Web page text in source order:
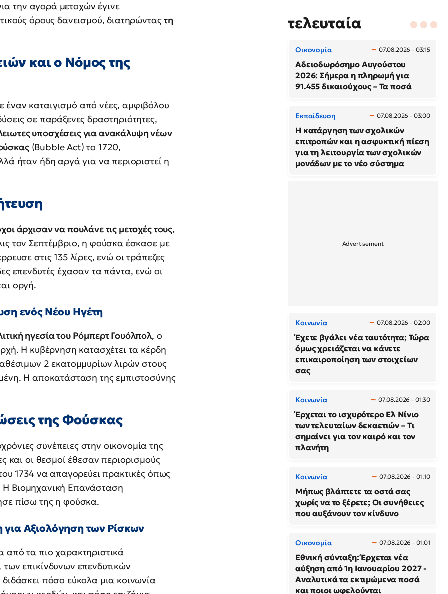
την αγορά μετοχών έγινε
όρους δανεισμού, διατηρώνταςτη
και ο Νόμος της
έναν καταιγισμό από νέες, αμφιβόλου
σε παράξενες δραστηριότητες,
υποσχέσεις για ανακάλυψη νέων
(Bubble Act) το 1720,
ήταν ήδη αργά για να περιοριστεί η
άρχισαν να πουλάνε τις μετοχές τους,
τον Σεπτέμβριο, η φούσκα έσκασε με
στις 135 λίρες, ενώ οι τράπεζες
επενδυτές έχασαν τα πάντα, ενώ οι
οργή.
ενός Νέου Ηγέτη
ηγεσία του Ρόμπερτ Γουόλπολ, ο
Η κυβέρνηση κατασχέτει τα κέρδη
2 εκατομμυρίων λιρών στους
Η αποκατάσταση της εμπιστοσύνης
της Φούσκας
συνέπειες στην οικονομία της
και οι θεσμοί έθεσαν περιορισμούς
1734 να απαγορεύει πρακτικές όπως
Η Βιομηχανική Επανάσταση
πίσω της η φούσκα.
Αξιολόγηση των Ρίσκων
από τα πιο χαρακτηριστικά
επικίνδυνων επενδυτικών
διδάσκει πόσο εύκολα μια κοινωνία
τελευταία
Οικονομία 07.08.2026 - 03:15
Αδειοδωρόσημο Αυγούστου
2026: Σήμερα η πληρωμή για
91.455 δικαιούχους – Τα ποσά
Εκπαίδευση 07.08.2026 - 03:00
Η κατάργηση των σχολικών
επιτροπών και η ασφυκτική πίεση
για τη λειτουργία των σχολικών
μονάδων με το νέο σύστημα
Κοινωνία 07.08.2026 - 02:00
Έχετε βγάλει νέα ταυτότητα; Τώρα
όμως χρειάζεται να κάνετε
επικαιροποίηση των στοιχείων
σας
Κοινωνία 07.08.2026 - 01:30
Έρχεται το ισχυρότερο Ελ Νίνιο
των τελευταίων δεκαετιών – Τι
σημαίνει για τον καιρό και τον
πλανήτη
Κοινωνία 07.08.2026 - 01:10
Μήπως βλάπτετε τα οστά σας
χωρίς να το ξέρετε; Οι συνήθειες
που αυξάνουν τον κίνδυνο
Οικονομία 07.08.2026 - 01:01
Εθνική σύνταξη: Έρχεται νέα
αύξηση από 1η Ιανουαρίου 2027 -
Αναλυτικά τα εκτιμώμενα ποσά
και ποιοι ωφελούνται